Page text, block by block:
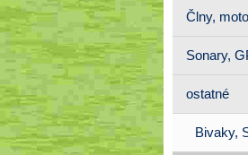
Člny,
Sonary,
ostatné
Bivaky,